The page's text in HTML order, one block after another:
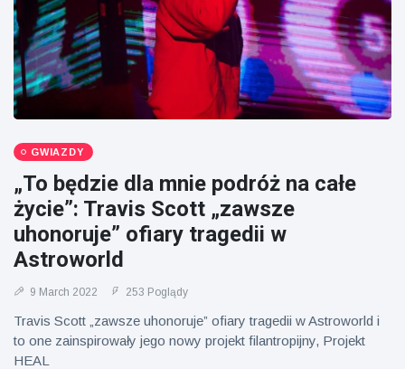
publiczność
Konserywiści
świętują
narodziny
pierwszego
tapira
16 July
Poglądy
aresztowany
po odpaleniu
fajerwerków
z jadącego
samochodu
16 July
158
Poglądy
GWIAZDY
„To będzie dla mnie podróż na całe
życie”: Travis Scott „zawsze
uhonoruje” ofiary tragedii w
Astroworld
9 March 2022 253 Poglądy
Travis Scott „zawsze uhonoruje” ofiary tragedii w Astroworld i
to one zainspirowały jego nowy projekt filantropijny, Projekt
HEAL